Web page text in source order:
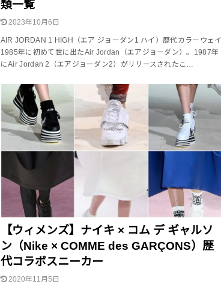
類一覧
2023年10月6日
AIR JORDAN 1 HIGH（エア ジョーダン1 ハイ）歴代カラーウェイ
1985年に初めて世に出たAir Jordan（エアジョーダン）。1987年
にAir Jordan 2（エアジョーダン2）がリリースされたこ…
【ウィメンズ】ナイキ × コム デ ギャルソ
ン（Nike × COMME des GARÇONS）歴
代コラボスニーカー
2020年11月5日